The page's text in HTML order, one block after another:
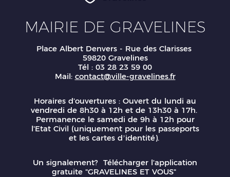
MAIRIE DE GRAVELINES
Place Albert Denvers - Rue des Clarisses
59820 Gravelines
Tél : 03 28 23 59 00
Mail: contact@ville-gravelines.fr
Horaires d'ouvertures : Ouvert du lundi au
vendredi de 8h30 à 12h et de 13h30 à 17h.
Permanence le samedi de 9h à 12h pour
l'Etat Civil (uniquement pour les passeports
et les cartes d’identité).
Un signalement? Télécharger l'application
gratuite "GRAVELINES ET VOUS"